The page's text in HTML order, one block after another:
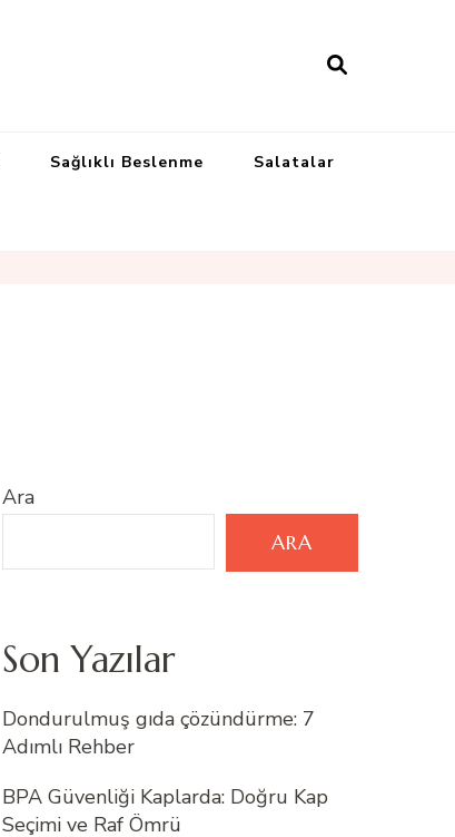
Sağlıklı Beslenme Salatalar
Ara
ARA
Son Yazılar
Dondurulmuş gıda çözündürme: 7
Adımlı Rehber
BPA Güvenliği Kaplarda: Doğru Kap
Seçimi ve Raf Ömrü